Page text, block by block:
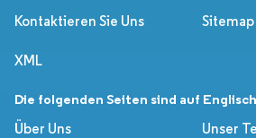
Kontaktieren Sie Uns Sitemap
XML
Die folgenden Seiten sind auf
Über Uns
Unser